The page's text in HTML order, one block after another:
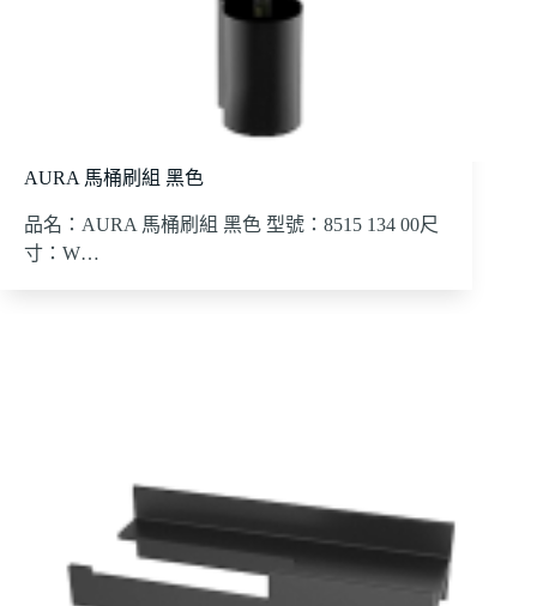
AURA 馬桶刷組 黑色
品名：AURA 馬桶刷組 黑色 型號：8515 134 00尺
寸：W…